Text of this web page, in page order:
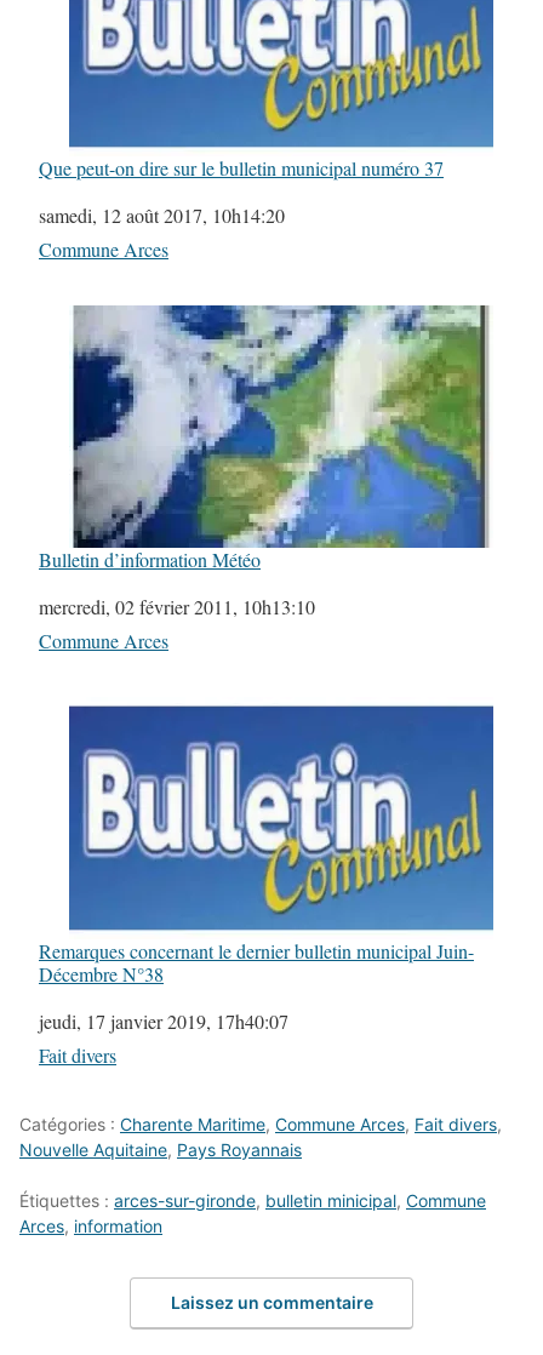
Que peut-on dire sur le bulletin municipal numéro 37
Date
samedi, 12 août 2017, 10h14:20
Par rapport à
Commune Arces
Bulletin d’information Météo
Date
mercredi, 02 février 2011, 10h13:10
Par rapport à
Commune Arces
Remarques concernant le dernier bulletin municipal Juin-
Décembre N°38
Date
jeudi, 17 janvier 2019, 17h40:07
Par rapport à
Fait divers
Catégories : Charente Maritime, Commune Arces, Fait divers,
Nouvelle Aquitaine, Pays Royannais
Étiquettes : arces-sur-gironde, bulletin minicipal, Commune
Arces, information
Laissez un commentaire